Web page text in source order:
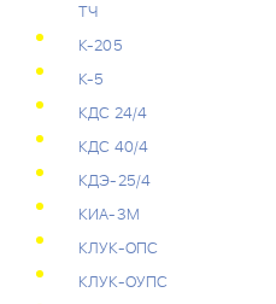
ТЧ
К-205
К-5
КДС 24/4
КДС 40/4
КДЭ-25/4
КИА-3М
КЛУК-ОПС
КЛУК-ОУПС